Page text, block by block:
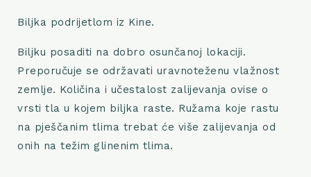
Biljka podrijetlom iz Kine.
Biljku posaditi na dobro osunčanoj lokaciji.
Preporučuje se održavati uravnoteženu vlažnost
zemlje. Količina i učestalost zalijevanja ovise o
vrsti tla u kojem biljka raste. Ružama koje rastu
na pješčanim tlima trebat će više zalijevanja od
onih na težim glinenim tlima.